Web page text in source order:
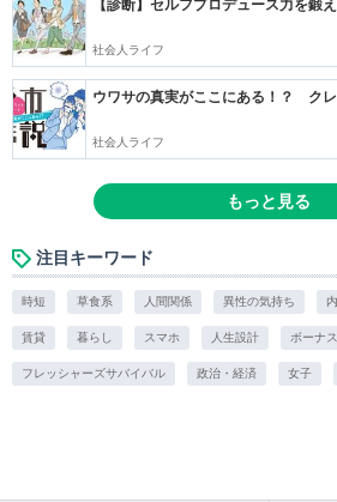
【診断】セルフプロデュース力を
社会人ライフ
ウワサの真実がここにある！？ ク
社会人ライフ
もっと見る
注目キーワード
時短 草食系 人間関係 異性の気持ち
賃貸 暮らし スマホ 人生設計 ボーナス
フレッシャーズサバイバル 政治・経済 女子